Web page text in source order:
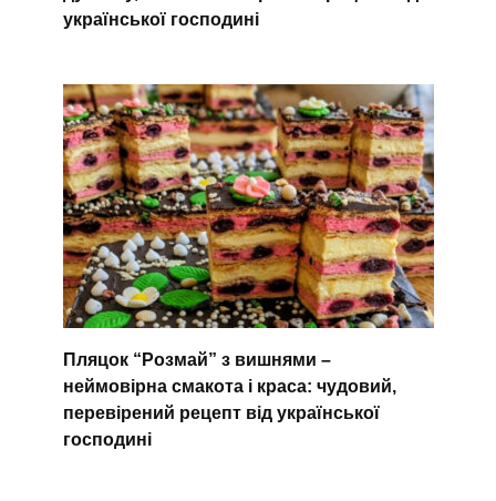
української господині
Пляцок “Розмай” з вишнями –
неймовірна смакота і краса: чудовий,
перевірений рецепт від української
господині